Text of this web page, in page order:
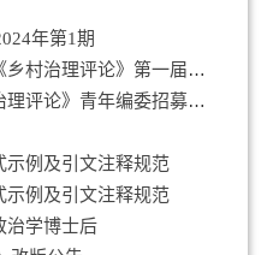
年第1期
公告｜《中国乡村发现》《乡村治理评论》第一届青年编委会成员名
《中国乡村发现》《乡村治理评论》青年编委招募启事
示例及引文注释规范
示例及引文注释规范
治学博士后